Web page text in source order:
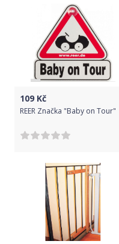
109 Kč
REER Značka "Baby on Tour"